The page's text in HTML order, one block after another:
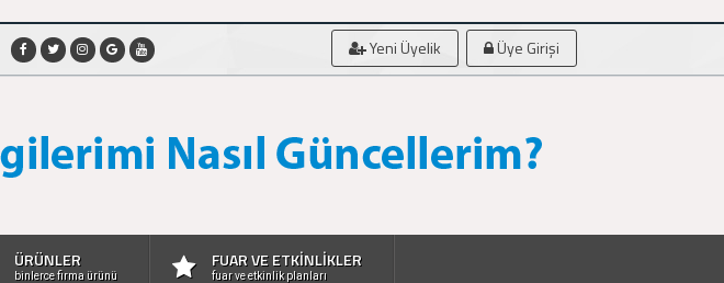
Yeni Üyelik Üye Girişi
ÜRÜNLER
binlerce firma ürünü
FUAR VE ETKİNLİKLER
fuar ve etkinlik planları